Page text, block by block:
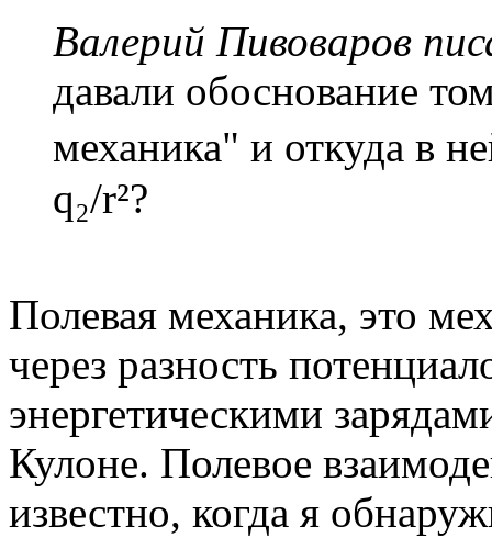
Валерий Пивоваров
давали обоснование
механика" и откуда в
q₂/r²?
Полевая механика, это
через разность
энергетическими
Кулоне. Полевое
известно, когда я